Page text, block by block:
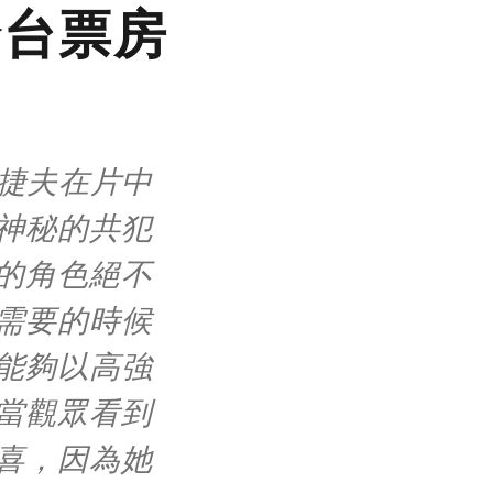
票房
夫在片中
秘的共犯
角色絕不
要的時候
夠以高強
觀眾看到
，因為她